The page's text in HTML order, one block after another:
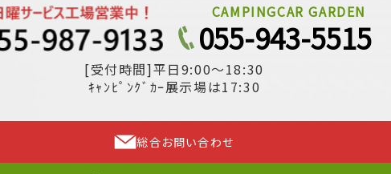
CAMPINGCAR GARDEN
055-943-5515
[受付時間]平日9:00～18:30
ｷｬﾝﾋﾟﾝｸﾞｶｰ展示場は17:30
総合お問い合わせ